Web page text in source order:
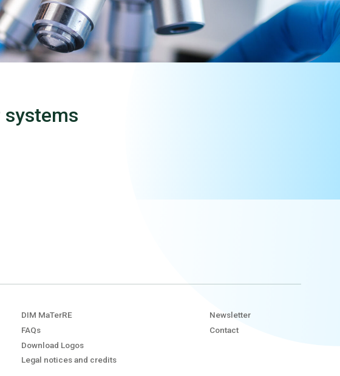
systems
DIM MaTerRE
FAQs
Download Logos
Legal notices and credits
Newsletter
Contact